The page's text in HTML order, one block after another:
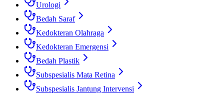
Urologi
Bedah Saraf
Kedokteran Olahraga
Kedokteran Emergensi
Bedah Plastik
Subspesialis Mata Retina
Subspesialis Jantung Intervensi